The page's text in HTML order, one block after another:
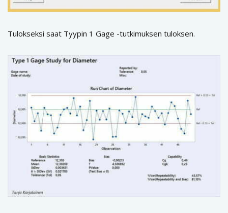
Tulokseksi saat Tyypin 1 Gage -tutkimuksen tuloksen.